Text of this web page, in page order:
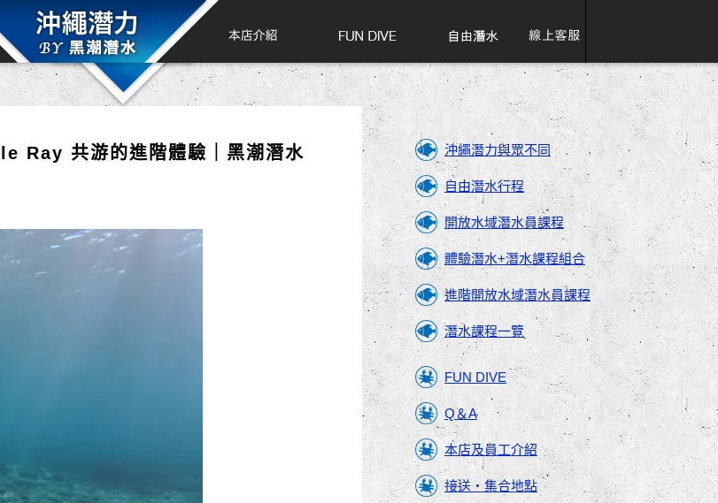
Ray 共游的進階體驗｜黑潮潛水 沖繩潛力與眾不同
自由潛水行程
開放水域潛水員課程
體驗潛水+潛水課程組合
進階開放水域潛水員課程
潛水課程一覽
FUN DIVE
Q＆A
本店及員工介紹
接送・集合地點